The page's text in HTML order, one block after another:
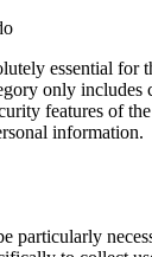
essential for
only includes
features of
information.
particularly